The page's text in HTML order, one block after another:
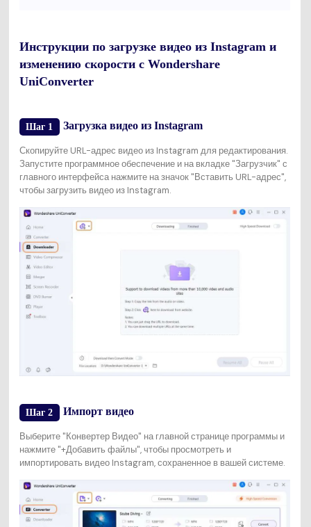
Инструкции по загрузке видео из Instagram и
изменению скорости с Wondershare
UniConverter
Шаг 1 Загрузка видео из Instagram
Скопируйте URL-адрес видео из Instagram для редактирования.
Запустите программное обеспечение и на вкладке "Загрузчик" с
главного интерфейса нажмите на значок "Вставить URL-адрес",
чтобы загрузить видео из Instagram.
Шаг 2 Импорт видео
Выберите "Конвертер Видео" на главной странице программы и
нажмите "+Добавить файлы", чтобы просмотреть и
импортировать видео Instagram, сохраненное в вашей системе.